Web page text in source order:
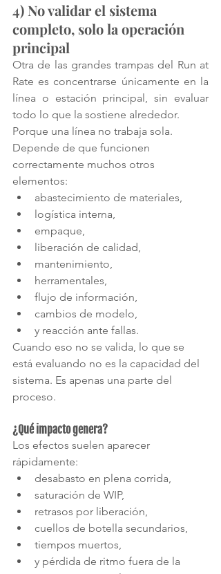
4) No validar el sistema
completo, solo la operación
principal
Otra de las grandes trampas del Run at
Rate es concentrarse únicamente en la
línea o estación principal, sin evaluar
todo lo que la sostiene alrededor.
Porque una línea no trabaja sola.
Depende de que funcionen
correctamente muchos otros
elementos:
abastecimiento de materiales,
logística interna,
empaque,
liberación de calidad,
mantenimiento,
herramentales,
flujo de información,
cambios de modelo,
y reacción ante fallas.
Cuando eso no se valida, lo que se
está evaluando no es la capacidad del
sistema. Es apenas una parte del
proceso.
¿Qué impacto genera?
Los efectos suelen aparecer
rápidamente:
desabasto en plena corrida,
saturación de WIP,
retrasos por liberación,
cuellos de botella secundarios,
tiempos muertos,
y pérdida de ritmo fuera de la